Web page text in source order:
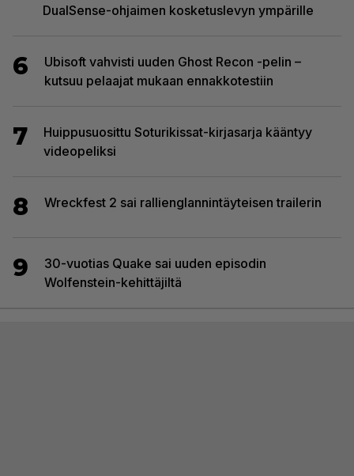
DualSense-ohjaimen kosketuslevyn ympärille
6
Ubisoft vahvisti uuden Ghost Recon -pelin –
kutsuu pelaajat mukaan ennakkotestiin
7
Huippusuosittu Soturikissat-kirjasarja kääntyy
videopeliksi
8 Wreckfest 2 sai rallienglannintäyteisen trailerin
9
30-vuotias Quake sai uuden episodin
Wolfenstein-kehittäjiltä